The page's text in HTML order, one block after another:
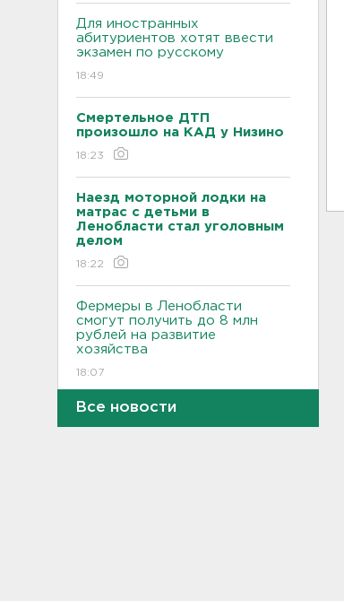
Для иностранных
абитуриентов хотят ввести
экзамен по русскому
18:49
Смертельное ДТП
произошло на КАД у Низино
18:23
Наезд моторной лодки на
матрас с детьми в
Ленобласти стал уголовным
делом
18:22
Фермеры в Ленобласти
смогут получить до 8 млн
рублей на развитие
хозяйства
18:07
На "Сортавалу" съехались
спасатели и дорожники.
Все новости